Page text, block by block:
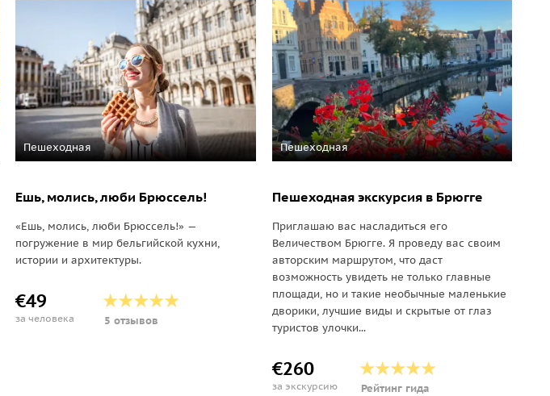
Пешеходная
Ешь, молись, люби Брюссель!
«Ешь, молись, люби Брюссель!» —
погружение в мир бельгийской кухни,
истории и архитектуры.
€49
за человека 5 отзывов
Пешеходная
Пешеходная экскурсия в Брюгге
Приглашаю вас насладиться его
Величеством Брюгге. Я проведу вас своим
авторским маршрутом, что даст
возможность увидеть не только главные
площади, но и такие необычные маленькие
дворики, лучшие виды и скрытые от глаз
туристов улочки...
€260
за экскурсию Рейтинг гида